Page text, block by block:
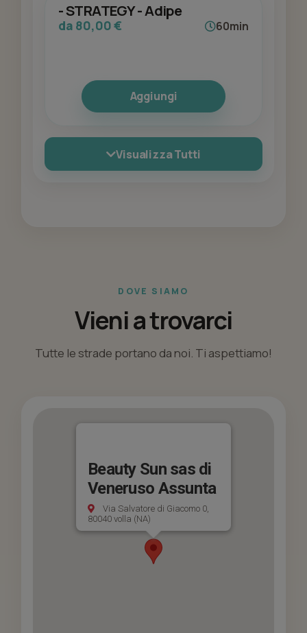
- STRATEGY - Adipe
da 80,00 € 60min
Aggiungi
Visualizza Tutti
DOVE SIAMO
Vieni a trovarci
Tutte le strade portano da noi. Ti aspettiamo!
Beauty Sun sas di
Veneruso Assunta
Via Salvatore di Giacomo 0,
80040 volla (NA)